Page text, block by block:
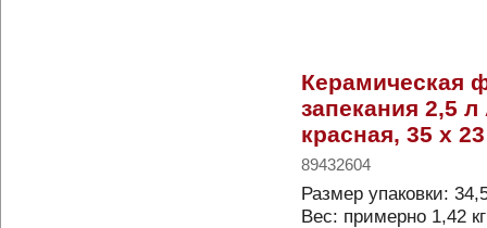
Керамическая
запекания 2,5
красная, 35 x
89432604
Размер упаковки:
Вес: примерно 1,42 кг